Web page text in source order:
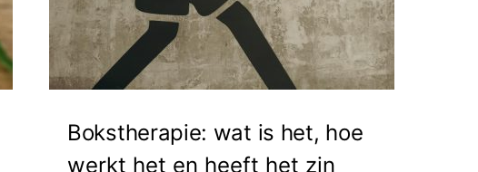
Bokstherapie: wat is het, hoe
werkt het en heeft het zin